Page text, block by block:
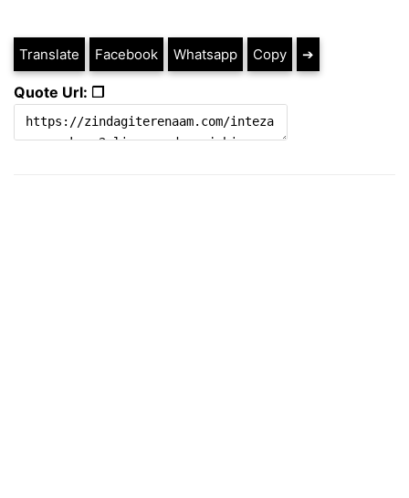
Translate Facebook Whatsapp Copy ➔
Quote Url: ❐